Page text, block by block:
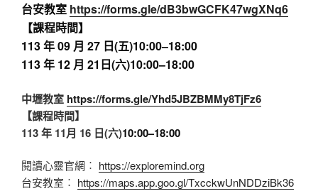
台安教室 https://forms.gle/dB3bwGCFK47wgXNq6
【課程時間】
113 年 09 月 27 日(五)10:00–18:00
113 年 12 月 21日(六)10:00–18:00
中壢教室 https://forms.gle/Yhd5JBZBMMy8TjFz6
【課程時間】
113 年 11月 16 日(六)10:00–18:00
閱讀心靈官網︰ https://exploremind.org
台安教室︰ https://maps.app.goo.gl/TxcckwUnNDDziBk36